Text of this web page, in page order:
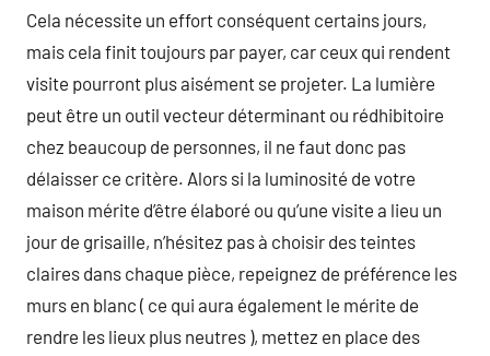
Cela nécessite un effort conséquent certains jours,
mais cela finit toujours par payer, car ceux qui rendent
visite pourront plus aisément se projeter. La lumière
peut être un outil vecteur déterminant ou rédhibitoire
chez beaucoup de personnes, il ne faut donc pas
délaisser ce critère. Alors si la luminosité de votre
maison mérite d’être élaboré ou qu’une visite a lieu un
jour de grisaille, n’hésitez pas à choisir des teintes
claires dans chaque pièce, repeignez de préférence les
murs en blanc ( ce qui aura également le mérite de
rendre les lieux plus neutres ), mettez en place des